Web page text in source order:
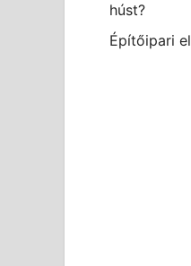
húst?
Építőipari